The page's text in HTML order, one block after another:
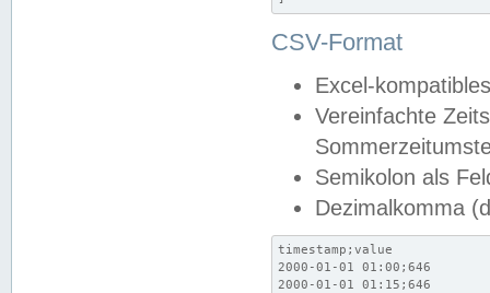
CSV-Format
Excel-
Vereinfachte
Semikolon als
Dezimalkomma
timestamp;value
2000-01-01 01:00;646
2000-01-01 01:15;646